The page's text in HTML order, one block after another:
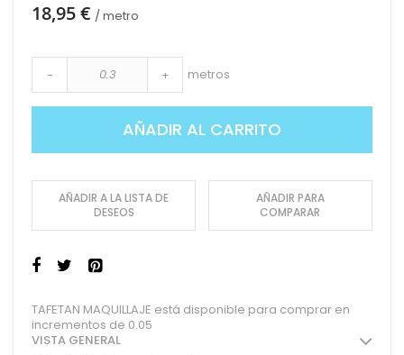
galería
18,95 € / metro
- + metros
AÑADIR AL CARRITO
AÑADIR A LA LISTA DE
DESEOS
AÑADIR PARA
COMPARAR
TAFETAN MAQUILLAJE está disponible para comprar en
incrementos de 0.05
VISTA GENERAL